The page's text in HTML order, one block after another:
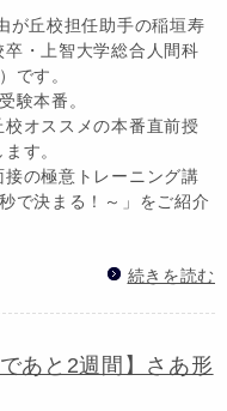
が丘校担任助手の稲垣寿
・上智大学総合人間科
です。
験本番。
オススメの本番直前授
す。
の極意トレーニング講
で決まる！～」をご紹介
続きを読む
あと2週間】さあ形